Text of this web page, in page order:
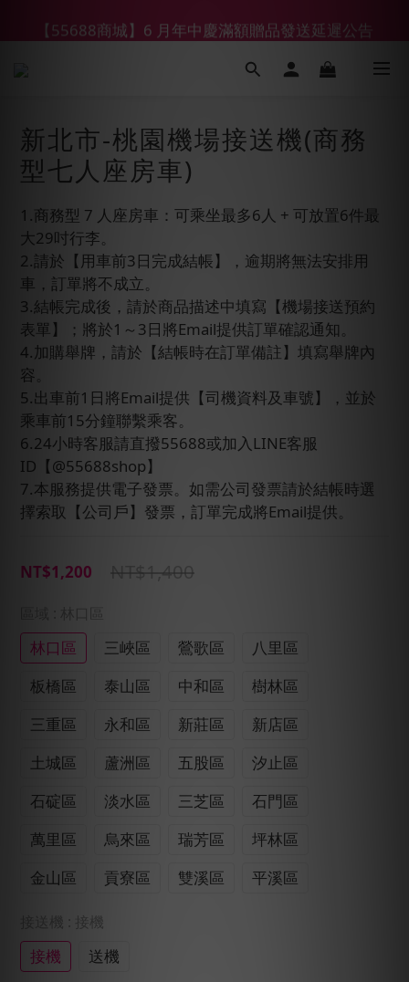
【鑽石熊/金熊新客首購限定】優惠搭車金
【55688商城】6 月年中慶滿額贈品發送延遲公告
【鑽石熊/金熊新客首購限定】優惠搭車金
新北市-桃園機場接送機(商務
型七人座房車)
1.商務型 7 人座房車：可乘坐最多6人 + 可放置6件最
大29吋行李。
2.請於【用車前3日完成結帳】，逾期將無法安排用
車，訂單將不成立。
3.結帳完成後，請於商品描述中填寫【機場接送預約
表單】；將於1～3日將Email提供訂單確認通知。
4.加購舉牌，請於【結帳時在訂單備註】填寫舉牌內
容。
5.出車前1日將Email提供【司機資料及車號】，並於
乘車前15分鐘聯繫乘客。
6.24小時客服請直撥55688或加入LINE客服
ID【@55688shop】
7.本服務提供電子發票。如需公司發票請於結帳時選
擇索取【公司戶】發票，訂單完成將Email提供。
NT$1,400
NT$1,200
林口區 三峽區 鶯歌區
八里區
板橋區
泰山區 中和區
樹林區
三重區
永和區 新莊區
新店區
土城區
蘆洲區 五股區
汐止區
石碇區
淡水區 三芝區
石門區
萬里區
烏來區 瑞芳區
坪林區
金山區
貢寮區 雙溪區 平溪區
: 接機
接機 送機